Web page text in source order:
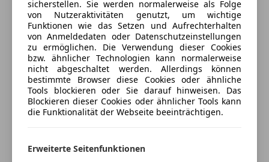
Tagfahrlicht
Verkehrszeichenerkennung
Voll-LED Scheinwerfer
Zentralverriegelung
Zentralverriegelung mit Funkfernbedienung
Extras
Alufelgen
Schiebetür
Modellen die Chance auf zusätzliche Boni!
Gerne tauschen wir auch Ihr jetziges Fahrzeug ein!
Zögern Sie nicht und Fragen Sie Ihren Jagersberger-
Verkaufsberater!
Vorbehaltlich Druck- Satz- und Eingabefehler,
Angebot Freibleibend, genauer Km-Stand auf
Anfrage!
Änderungen sowie Satz- oder Druckfehler
Fehler passieren als auch bei der Übertragung auf
Freischaden-Gutschein ab Stufe 0
Auto einfach online versichern & Rabatt holen
Jetzt berechnen
sicherstellen. Sie werden normalerweise als Folge
von Nutzeraktivitäten genutzt, um wichtige
Funktionen wie das Setzen und Aufrechterhalten
von Anmeldedaten oder Datenschutzeinstellungen
zu ermöglichen. Die Verwendung dieser Cookies
bzw. ähnlicher Technologien kann normalerweise
nicht abgeschaltet werden. Allerdings können
bestimmte Browser diese Cookies oder ähnliche
Tools blockieren oder Sie darauf hinweisen. Das
Blockieren dieser Cookies oder ähnlicher Tools kann
die Funktionalität der Webseite beeinträchtigen.
Erweiterte Seitenfunktionen